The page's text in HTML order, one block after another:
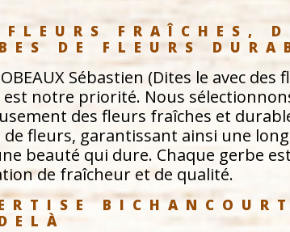
FLEURS FRAÎCHES,
DE FLEURS
Sébastien (Dites le avec des
notre priorité. Nous
des fleurs fraîches et
de fleurs, garantissant ainsi une
beauté qui dure. Chaque gerbe
de fraîcheur et de qualité.